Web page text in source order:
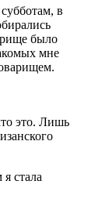
в
было
мне
это. Лишь
стала